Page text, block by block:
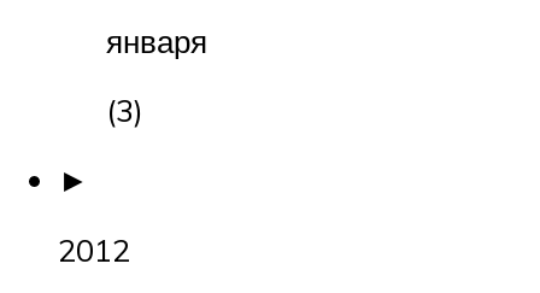
января
(3)
►
2012